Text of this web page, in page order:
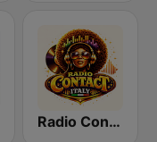
Radio Contact Italy - Funky Soul Disco